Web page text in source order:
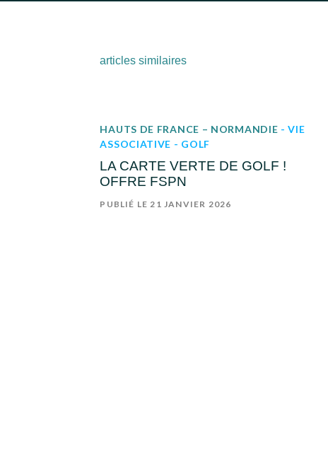
articles similaires
HAUTS DE FRANCE – NORMANDIE - VIE
ASSOCIATIVE - GOLF
LA CARTE VERTE DE GOLF !
OFFRE FSPN
PUBLIÉ LE 21 JANVIER 2026